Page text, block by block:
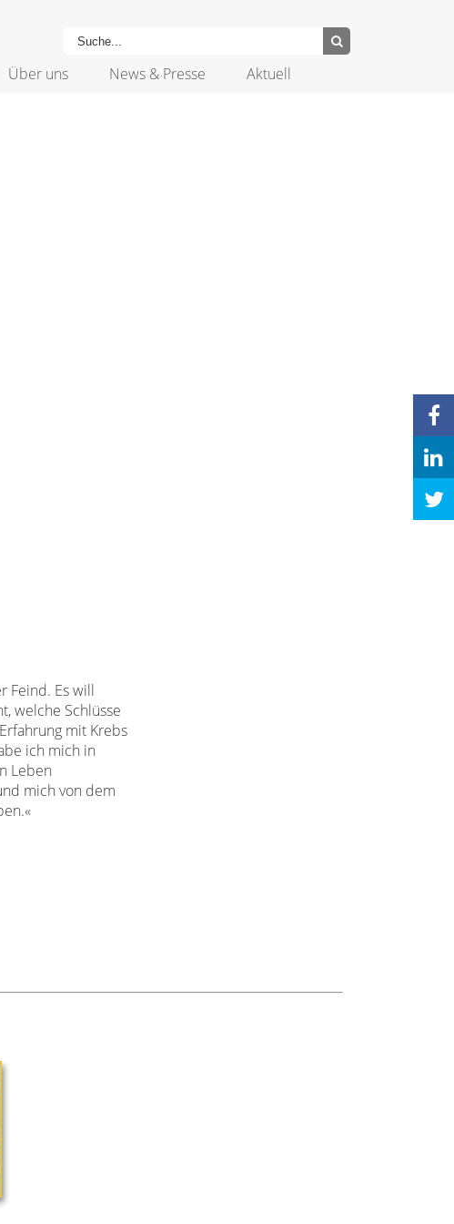
Über uns News & Presse Aktuell
Feind. Es will
welche Schlüsse
mit Krebs
ich mich in
Leben
mich von dem